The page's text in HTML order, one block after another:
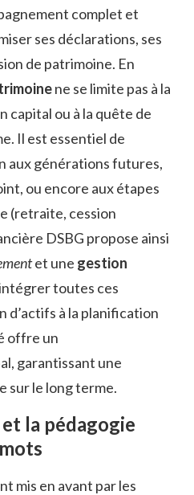
complet et
ses déclarations, ses
de patrimoine. En
ne se limite pas à la
capital ou à la quête de
Il est essentiel de
aux générations futures,
ou encore aux étapes
(retraite, cession
DSBG propose ainsi
et une gestion
toutes ces
d’actifs à la planification
offre un
garantissant une
sur le long terme.
la pédagogie
mis en avant par les